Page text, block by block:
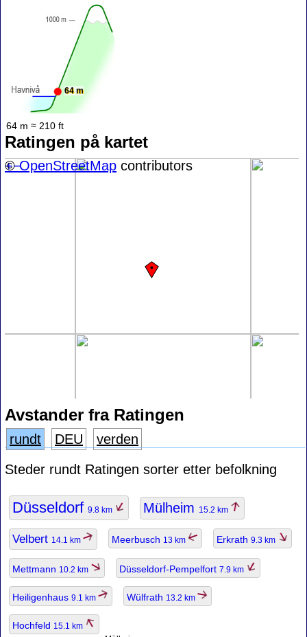
64 m
64 m ≈ 210 ft
Ratingen på kartet
+−
©OpenStreetMap contributors
Avstander fra Ratingen
rundt DEU
verden
Steder rundt Ratingen sorter etter befolkning
Düsseldorf 9.8 km Mülheim 15.2 km
Velbert 14.1 km Meerbusch 13 km Erkrath 9.3 km
Mettmann 10.2 km Düsseldorf-Pempelfort 7.9 km
Heiligenhaus 9.1 km Wülfrath 13.2 km
Hochfeld 15.1 km